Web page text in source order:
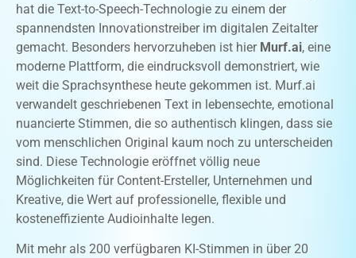
hat die Text-to-Speech-Technologie zu einem der
spannendsten Innovationstreiber im digitalen Zeitalter
gemacht. Besonders hervorzuheben ist hier Murf.ai, eine
moderne Plattform, die eindrucksvoll demonstriert, wie
weit die Sprachsynthese heute gekommen ist. Murf.ai
verwandelt geschriebenen Text in lebensechte, emotional
nuancierte Stimmen, die so authentisch klingen, dass sie
vom menschlichen Original kaum noch zu unterscheiden
sind. Diese Technologie eröffnet völlig neue
Möglichkeiten für Content-Ersteller, Unternehmen und
Kreative, die Wert auf professionelle, flexible und
kosteneffiziente Audioinhalte legen.
Mit mehr als 200 verfügbaren KI-Stimmen in über 20